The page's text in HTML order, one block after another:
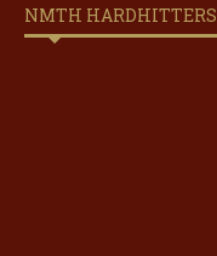
NMTH HARDHITTERS